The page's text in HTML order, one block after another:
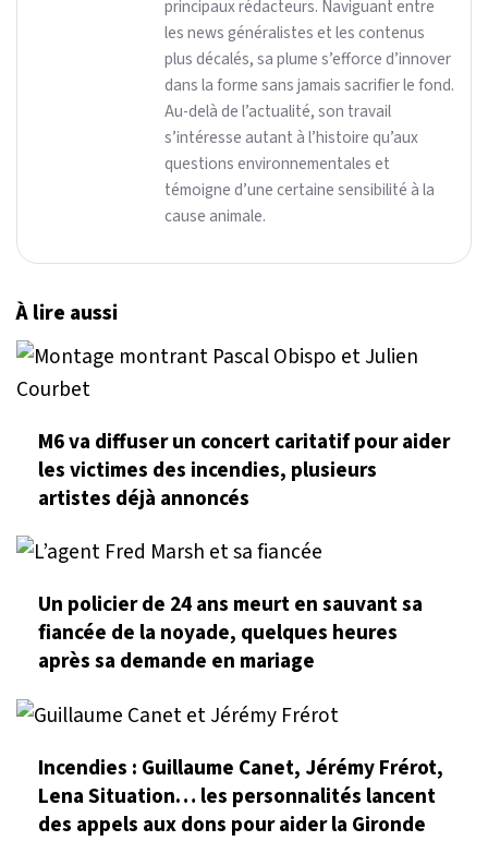
principaux rédacteurs. Naviguant entre
les news généralistes et les contenus
plus décalés, sa plume s’efforce d’innover
dans la forme sans jamais sacrifier le fond.
Au-delà de l’actualité, son travail
s’intéresse autant à l’histoire qu’aux
questions environnementales et
témoigne d’une certaine sensibilité à la
cause animale.
À lire aussi
M6 va diffuser un concert caritatif pour aider
les victimes des incendies, plusieurs
artistes déjà annoncés
Un policier de 24 ans meurt en sauvant sa
fiancée de la noyade, quelques heures
après sa demande en mariage
Incendies : Guillaume Canet, Jérémy Frérot,
Lena Situation… les personnalités lancent
des appels aux dons pour aider la Gironde